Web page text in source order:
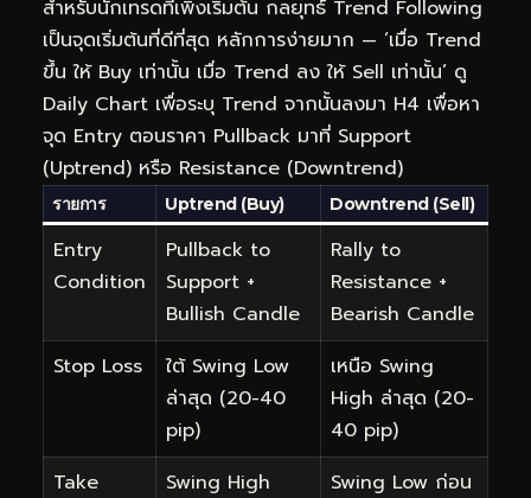
สำหรับนักเทรดที่เพิ่งเริ่มต้น กลยุทธ์ Trend Following
เป็นจุดเริ่มต้นที่ดีที่สุด หลักการง่ายมาก — ‘เมื่อ Trend
ขึ้น ให้ Buy เท่านั้น เมื่อ Trend ลง ให้ Sell เท่านั้น’ ดู
Daily Chart เพื่อระบุ Trend จากนั้นลงมา H4 เพื่อหา
จุด Entry ตอนราคา Pullback มาที่ Support
(Uptrend) หรือ Resistance (Downtrend)
รายการ Uptrend (Buy) Downtrend (Sell)
Entry
Condition
Pullback to
Support +
Bullish Candle
Rally to
Resistance +
Bearish Candle
Stop Loss
ใต้ Swing Low
ล่าสุด (20-40
pip)
เหนือ Swing
High ล่าสุด (20-
40 pip)
Take
Swing High
Swing Low ก่อน